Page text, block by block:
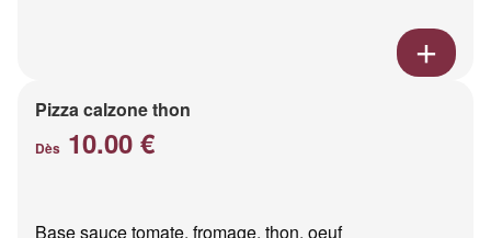
Pizza calzone thon
Dès 10.00 €
Base sauce tomate, fromage, thon, oeuf